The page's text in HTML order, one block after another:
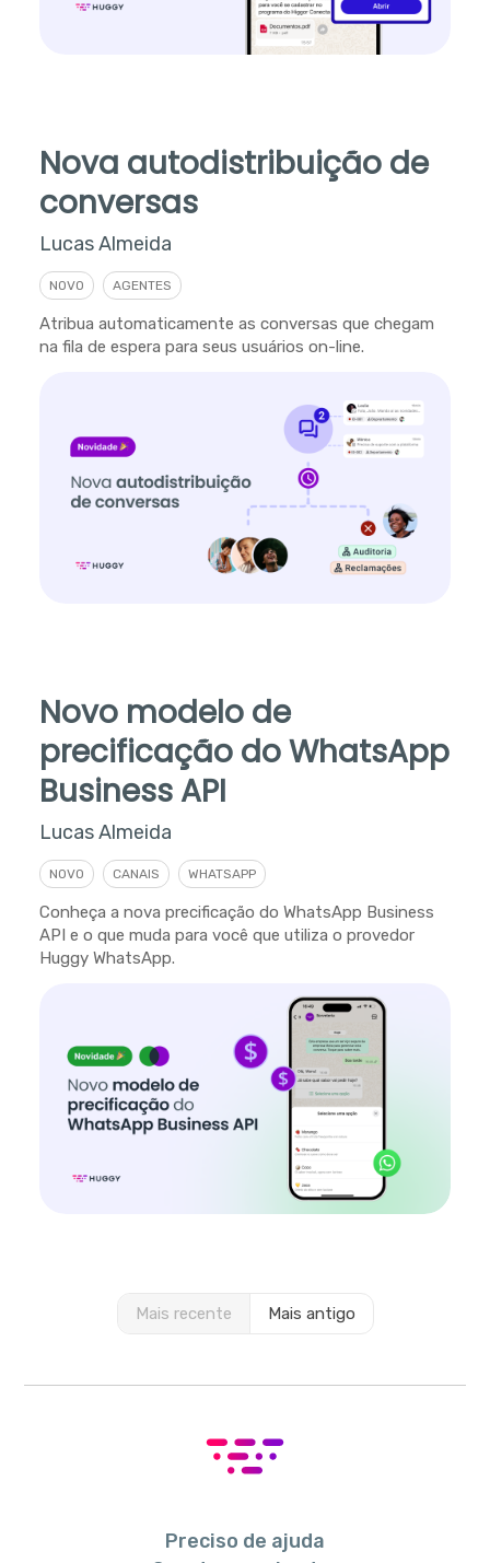
Nova autodistribuição de
conversas
Lucas Almeida
NOVO AGENTES
Atribua automaticamente as conversas que chegam
na fila de espera para seus usuários on-line.
Novo modelo de
precificação do WhatsApp
Business API
Lucas Almeida
NOVO CANAIS WHATSAPP
Conheça a nova precificação do WhatsApp Business
API e o que muda para você que utiliza o provedor
Huggy WhatsApp.
Mais recente Mais antigo
Preciso de ajuda